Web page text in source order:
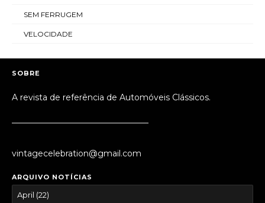
SEM FERRUGEM
VELOCIDADE
SOBRE
A revista de referência de Automóveis Clássicos.
vintagecelebration@gmail.com
ARQUIVO NOTÍCIAS